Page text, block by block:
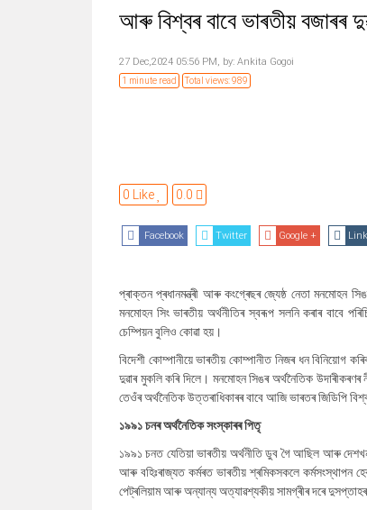
আৰু বিশ্বৰ বাবে ভাৰতীয় বজাৰৰ
27 Dec,2024 05:56 PM, by: Ankita Gogoi
1 minute read Total views: 989
0 Like 0.0
Facebook Twitter Google +
প্ৰাক্তন প্ৰধানমন্ত্ৰী আৰু কংগ্ৰেছৰ জ্যেষ্ঠ নেতা মনমোহন
মনমোহন সিং ভাৰতীয় অৰ্থনীতিৰ স্বৰূপ সলনি কৰাৰ বাবে
চেম্পিয়ন বুলিও কোৱা হয়।
বিদেশী কোম্পানীয়ে ভাৰতীয় কোম্পানীত নিজৰ ধন বিনিয়োগ
দুৱাৰ মুকলি কৰি দিলে। মনমোহন সিঙৰ অৰ্থনৈতিক
তেওঁৰ অৰ্থনৈতিক উত্তৰাধিকাৰৰ বাবে আজি ভাৰতৰ জিডিপি
১৯৯১ চনৰ অৰ্থনৈতিক সংস্কাৰৰ পিতৃ
১৯৯১ চনত যেতিয়া ভাৰতীয় অৰ্থনীতি ডুব গৈ আছিল আৰু
আৰু বহিঃৰাজ্যত কৰ্মৰত ভাৰতীয় শ্ৰমিকসকলে কৰ্মসংস্থাপন
পেট্ৰলিয়াম আৰু অন্যান্য অত্যাৱশ্যকীয় সামগ্ৰীৰ দৰে দুসপ্তাহৰ